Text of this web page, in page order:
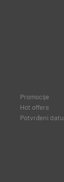
Promocije
Hot offers
Potvrđeni